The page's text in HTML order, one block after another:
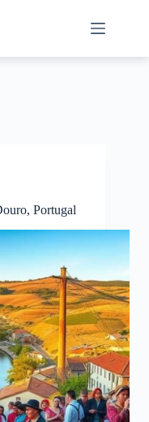
Portugal